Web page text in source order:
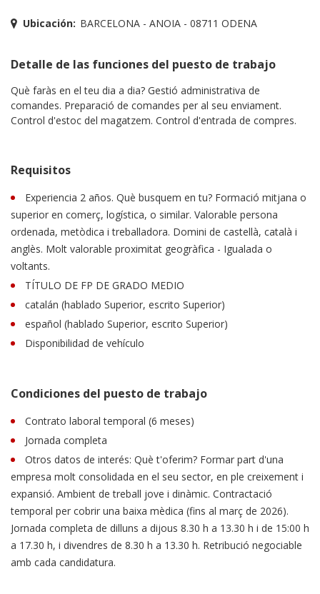
Ubicación: BARCELONA - ANOIA - 08711 ODENA
Detalle de las funciones del puesto de trabajo
Què faràs en el teu dia a dia? Gestió administrativa de
comandes. Preparació de comandes per al seu enviament.
Control d'estoc del magatzem. Control d'entrada de compres.
Requisitos
Experiencia 2 años. Què busquem en tu? Formació mitjana o
superior en comerç, logística, o similar. Valorable persona
ordenada, metòdica i treballadora. Domini de castellà, català i
anglès. Molt valorable proximitat geogràfica - Igualada o
voltants.
TÍTULO DE FP DE GRADO MEDIO
catalán (hablado Superior, escrito Superior)
español (hablado Superior, escrito Superior)
Disponibilidad de vehículo
Condiciones del puesto de trabajo
Contrato laboral temporal (6 meses)
Jornada completa
Otros datos de interés: Què t'oferim? Formar part d'una
empresa molt consolidada en el seu sector, en ple creixement i
expansió. Ambient de treball jove i dinàmic. Contractació
temporal per cobrir una baixa mèdica (fins al març de 2026).
Jornada completa de dilluns a dijous 8.30 h a 13.30 h i de 15:00 h
a 17.30 h, i divendres de 8.30 h a 13.30 h. Retribució negociable
amb cada candidatura.